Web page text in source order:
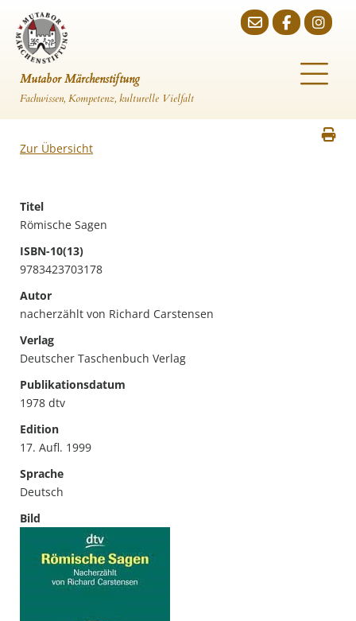
Mutabor Märchenstiftung
Fachwissen, Kompetenz, kulturelle Vielfalt
Zur Übersicht
Titel
Römische Sagen
ISBN-10(13)
9783423703178
Autor
nacherzählt von Richard Carstensen
Verlag
Deutscher Taschenbuch Verlag
Publikationsdatum
1978 dtv
Edition
17. Aufl. 1999
Sprache
Deutsch
Bild